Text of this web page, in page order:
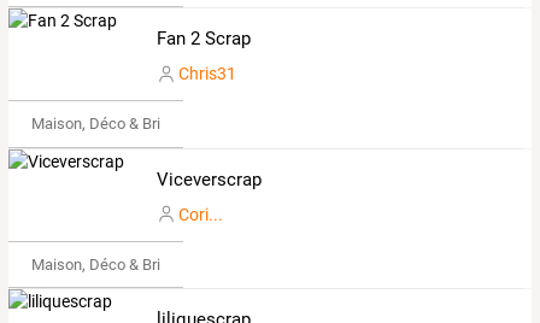
Fan 2 Scrap
Chris31
Maison, Déco & Bricolage
Viceverscrap
Cori...
Maison, Déco & Bricolage